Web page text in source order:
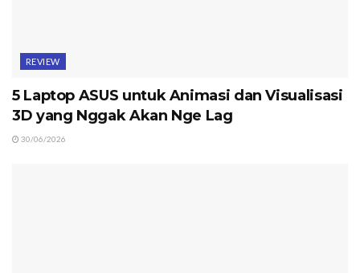
REVIEW
5 Laptop ASUS untuk Animasi dan Visualisasi
3D yang Nggak Akan Nge Lag
30/06/2026